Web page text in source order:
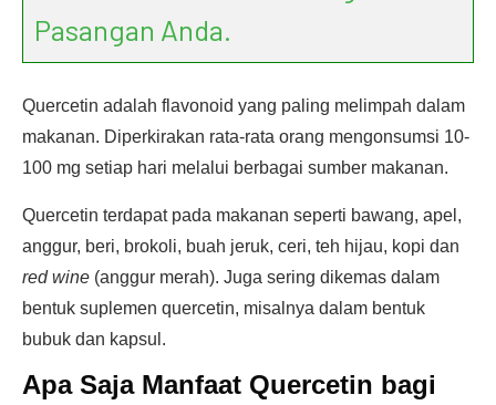
Pasangan Anda.
Quercetin adalah flavonoid yang paling melimpah dalam
makanan. Diperkirakan rata-rata orang mengonsumsi 10-
100 mg setiap hari melalui berbagai sumber makanan.
Quercetin terdapat pada makanan seperti bawang, apel,
anggur, beri, brokoli, buah jeruk, ceri, teh hijau, kopi dan
red wine (anggur merah). Juga sering dikemas dalam
bentuk suplemen quercetin, misalnya dalam bentuk
bubuk dan kapsul.
Apa Saja Manfaat Quercetin bagi